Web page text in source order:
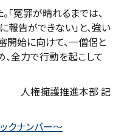
「冤罪が晴れるまでは、
告ができない」と、強い
開始に向けて、一僧侶と
、全力で行動を起こして
人権擁護推進本部 記
クナンバー～